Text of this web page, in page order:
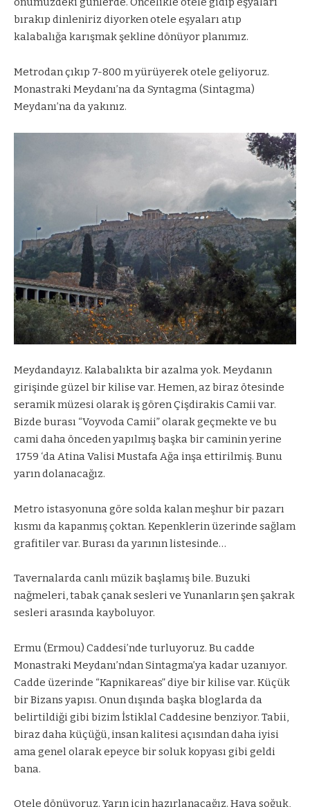
bırakıp dinleniriz diyorken otele eşyaları atıp
kalabalığa karışmak şekline dönüyor planımız.
Metrodan çıkıp 7-800 m yürüyerek otele geliyoruz.
Monastraki Meydanı’na da Syntagma (Sintagma)
Meydanı’na da yakınız.
Meydandayız. Kalabalıkta bir azalma yok. Meydanın
girişinde güzel bir kilise var. Hemen, az biraz ötesinde
seramik müzesi olarak iş gören Çişdirakis Camii var.
Bizde burası “Voyvoda Camii” olarak geçmekte ve bu
cami daha önceden yapılmış başka bir caminin yerine
1759 ‘da Atina Valisi Mustafa Ağa inşa ettirilmiş. Bunu
yarın dolanacağız.
Metro istasyonuna göre solda kalan meşhur bir pazarı
kısmı da kapanmış çoktan. Kepenklerin üzerinde sağlam
grafitiler var. Burası da yarının listesinde…
Tavernalarda canlı müzik başlamış bile. Buzuki
nağmeleri, tabak çanak sesleri ve Yunanların şen şakrak
sesleri arasında kayboluyor.
Ermu (Ermou) Caddesi’nde turluyoruz. Bu cadde
Monastraki Meydanı’ndan Sintagma’ya kadar uzanıyor.
Cadde üzerinde “Kapnikareas” diye bir kilise var. Küçük
bir Bizans yapısı. Onun dışında başka bloglarda da
belirtildiği gibi bizim İstiklal Caddesine benziyor. Tabii,
biraz daha küçüğü, insan kalitesi açısından daha iyisi
ama genel olarak epeyce bir soluk kopyası gibi geldi
bana.
Otele dönüyoruz. Yarın için hazırlanacağız. Hava soğuk,